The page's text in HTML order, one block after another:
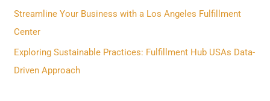
r
:
Streamline Your Business with a Los Angeles Fulfillment
Center
Exploring Sustainable Practices: Fulfillment Hub USAs Data-
Driven Approach